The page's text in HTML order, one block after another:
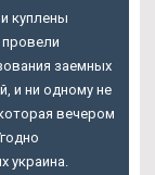
куплены
заемных
и ни одному не
вечером
украина.